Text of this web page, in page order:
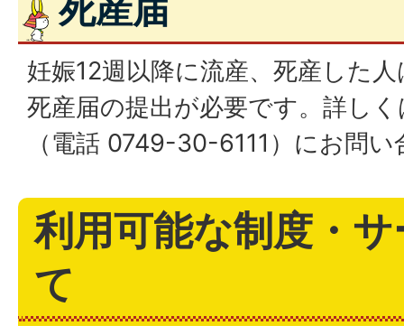
妊娠12週以降に流産、死産した
死産届の提出が必要です。詳し
（電話 0749-30-6111）にお問
利用可能な制度・
て